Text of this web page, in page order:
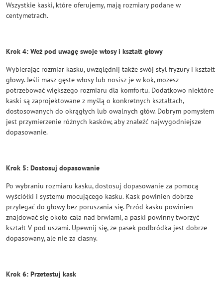
Wszystkie kaski, które oferujemy, mają rozmiary podane w
centymetrach.
Krok 4: Weź pod uwagę swoje włosy i kształt głowy
Wybierając rozmiar kasku, uwzględnij także swój styl fryzury i kształt
głowy. Jeśli masz gęste włosy lub nosisz je w kok, możesz
potrzebować większego rozmiaru dla komfortu. Dodatkowo niektóre
kaski są zaprojektowane z myślą o konkretnych kształtach,
dostosowanych do okrągłych lub owalnych głów. Dobrym pomysłem
jest przymierzenie różnych kasków, aby znaleźć najwygodniejsze
dopasowanie.
Krok 5: Dostosuj dopasowanie
Po wybraniu rozmiaru kasku, dostosuj dopasowanie za pomocą
wyściółki i systemu mocującego kasku. Kask powinien dobrze
przylegać do głowy bez poruszania się. Przód kasku powinien
znajdować się około cala nad brwiami, a paski powinny tworzyć
kształt V pod uszami. Upewnij się, że pasek podbródka jest dobrze
dopasowany, ale nie za ciasny.
Krok 6: Przetestuj kask